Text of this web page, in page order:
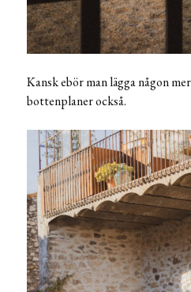
Kansk ebör man lägga någon
bottenplaner också.